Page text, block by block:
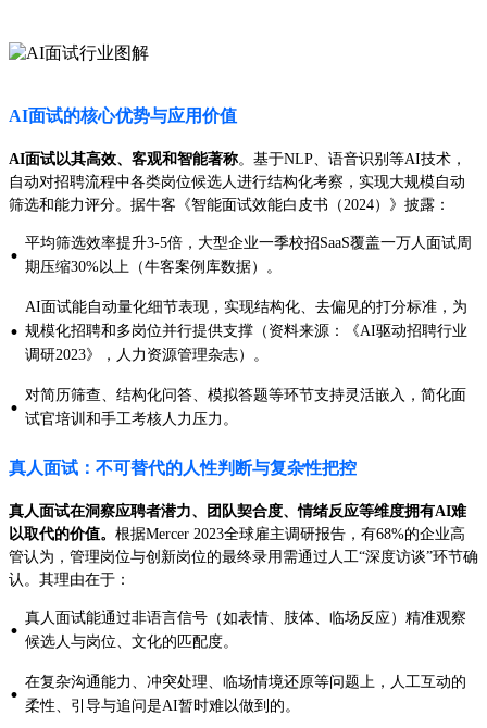
AI面试的核心优势与应用价值
AI面试以其高效、客观和智能著称。基于NLP、语音识别等AI技术，
自动对招聘流程中各类岗位候选人进行结构化考察，实现大规模自动
筛选和能力评分。据牛客《智能面试效能白皮书（2024）》披露：
· 平均筛选效率提升3-5倍，大型企业一季校招SaaS覆盖一万人面试周
期压缩30%以上（牛客案例库数据）。
·
AI面试能自动量化细节表现，实现结构化、去偏见的打分标准，为
规模化招聘和多岗位并行提供支撑（资料来源：《AI驱动招聘行业
调研2023》，人力资源管理杂志）。
· 对简历筛查、结构化问答、模拟答题等环节支持灵活嵌入，简化面
试官培训和手工考核人力压力。
真人面试：不可替代的人性判断与复杂性把控
真人面试在洞察应聘者潜力、团队契合度、情绪反应等维度拥有AI难
以取代的价值。 根据Mercer 2023全球雇主调研报告，有68%的企业高
管认为，管理岗位与创新岗位的最终录用需通过人工“深度访谈”环节确
认。其理由在于：
· 真人面试能通过非语言信号（如表情、肢体、临场反应）精准观察
候选人与岗位、文化的匹配度。
· 在复杂沟通能力、冲突处理、临场情境还原等问题上，人工互动的
柔性、引导与追问是AI暂时难以做到的。